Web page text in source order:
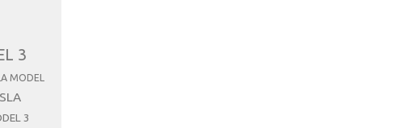
3
MODEL
3